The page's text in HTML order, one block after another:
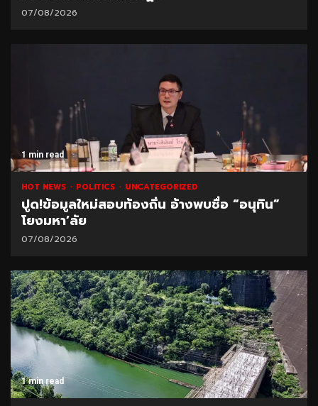
07/08/2026
1 min read
HOT NEWS POLITICS UNCATEGORIZED
ปูด!ข้อมูลใหม่สอบท้องถิ่น อ้างพบชื่อ “อนุทิน”
โยงมหา’ลัย
07/08/2026
1 min read